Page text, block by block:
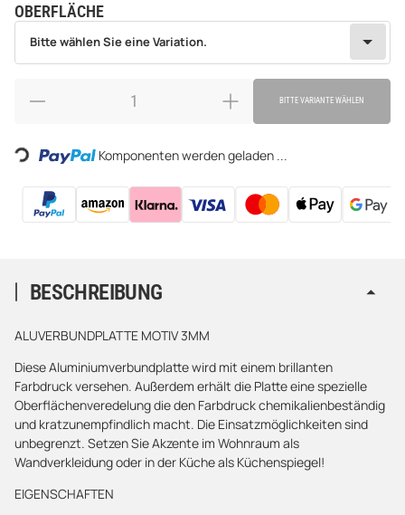
OBERFLÄCHE
wählen
Bitte wählen Sie eine Variation.
BITTE VARIANTE WÄHLEN
Loading... Komponenten werden geladen ...
BESCHREIBUNG
ALUVERBUNDPLATTE MOTIV 3MM
Diese Aluminiumverbundplatte wird mit einem brillanten
Farbdruck versehen. Außerdem erhält die Platte eine spezielle
Oberflächenveredelung die den Farbdruck chemikalienbeständig
und kratzunempfindlich macht. Die Einsatzmöglichkeiten sind
unbegrenzt. Setzen Sie Akzente im Wohnraum als
Wandverkleidung oder in der Küche als Küchenspiegel!
EIGENSCHAFTEN